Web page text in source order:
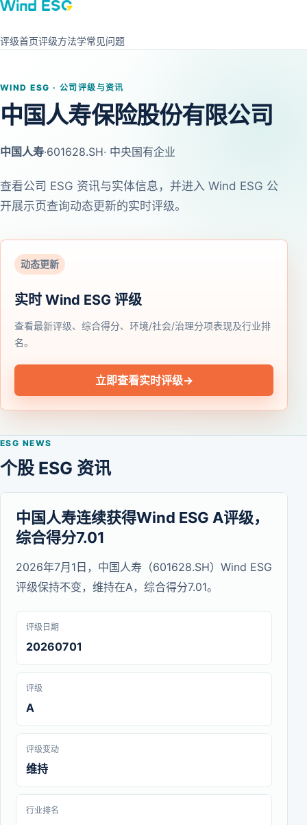
评级首页评级方法学常见问题
WIND ESG · 公司评级与资讯
中国人寿保险股份有限公司
中国人寿·601628.SH· 中央国有企业
查看公司 ESG 资讯与实体信息，并进入 Wind ESG 公
开展示页查询动态更新的实时评级。
动态更新
实时 Wind ESG 评级
查看最新评级、综合得分、环境/社会/治理分项表现及行业排
名。
立即查看实时评级→
ESG NEWS
个股 ESG 资讯
中国人寿连续获得Wind ESG A评级，
综合得分7.01
2026年7月1日，中国人寿（601628.SH）Wind ESG
评级保持不变，维持在A，综合得分7.01。
评级日期
20260701
评级
A
评级变动
维持
行业排名